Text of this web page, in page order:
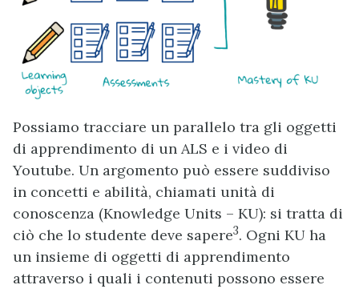
Possiamo tracciare un parallelo tra gli oggetti
di apprendimento di un ALS e i video di
Youtube. Un argomento può essere suddiviso
in concetti e abilità, chiamati unità di
conoscenza (Knowledge Units – KU): si tratta di
ciò che lo studente deve sapere3. Ogni KU ha
un insieme di oggetti di apprendimento
attraverso i quali i contenuti possono essere